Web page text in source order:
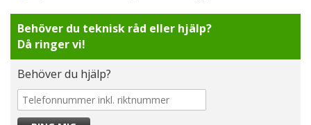
Behöver du teknisk råd eller hjälp?
Då ringer vi!
Behöver du hjälp?